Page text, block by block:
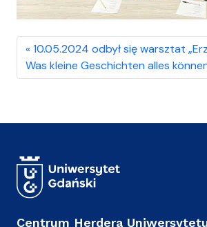
10.05.2024 odbył się warsztat
Was kleine Geschichten alles
Centrum Herdera